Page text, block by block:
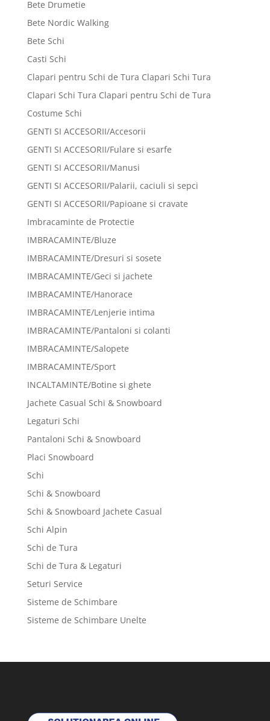
Bete Drumetie
Bete Nordic Walking
Bete Schi
Casti Schi
Clapari pentru Schi de Tura Clapari Schi Tura
Clapari Schi Tura Clapari pentru Schi de Tura
Costume Schi
GENTI SI ACCESORII/Accesorii
GENTI SI ACCESORII/Fulare si esarfe
GENTI SI ACCESORII/Manusi
GENTI SI ACCESORII/Palarii, caciuli si sepci
GENTI SI ACCESORII/Papioane si cravate
Imbracaminte de Protectie
IMBRACAMINTE/Bluze
IMBRACAMINTE/Dresuri si sosete
IMBRACAMINTE/Geci si jachete
IMBRACAMINTE/Hanorace
IMBRACAMINTE/Lenjerie intima
IMBRACAMINTE/Pantaloni si colanti
IMBRACAMINTE/Salopete
IMBRACAMINTE/Sport
INCALTAMINTE/Botine si ghete
Jachete Casual Schi & Snowboard
Legaturi Schi
Pantaloni Schi & Snowboard
Placi Snowboard
Schi
Schi & Snowboard
Schi & Snowboard Jachete Casual
Schi Alpin
Schi de Tura
Schi de Tura & Legaturi
Seturi Service
Sisteme de Schimbare
Sisteme de Schimbare Unelte